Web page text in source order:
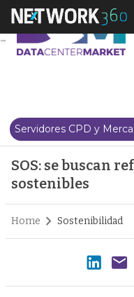
Servidores CPD y
SOS: se buscan
sostenibles
Home Sostenibilidad